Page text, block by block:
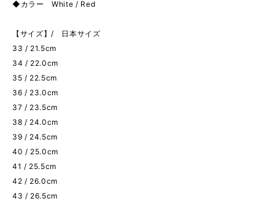
◆カラー White / Red
【サイズ】/ 日本サイズ
33 / 21.5cm
34 / 22.0cm
35 / 22.5cm
36 / 23.0cm
37 / 23.5cm
38 / 24.0cm
39 / 24.5cm
40 / 25.0cm
41 / 25.5cm
42 / 26.0cm
43 / 26.5cm